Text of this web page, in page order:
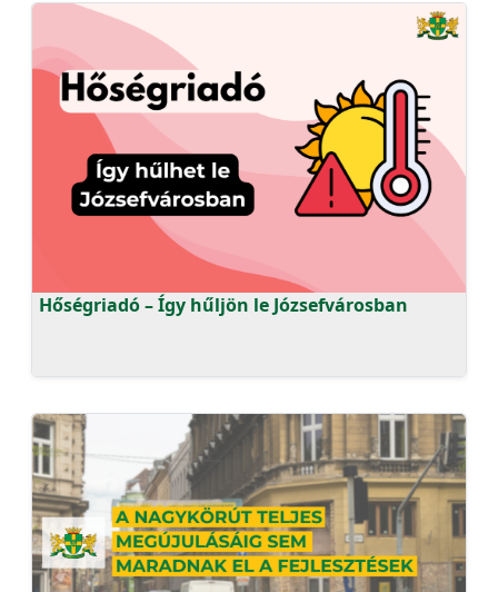
Hőségriadó – Így hűljön le Józsefvárosban